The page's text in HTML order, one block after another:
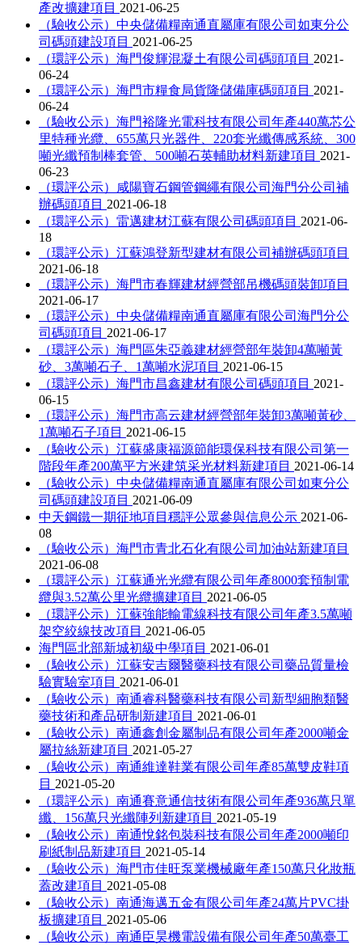
產改擴建項目 2021-06-25
（驗收公示）中央儲備糧南通直屬庫有限公司如東分公
司碼頭建設項目 2021-06-25
（環評公示）海門俊輝混凝土有限公司碼頭項目 2021-
06-24
（環評公示）海門市糧食局貨隆儲備庫碼頭項目 2021-
06-24
（驗收公示）海門裕隆光電科技有限公司年產440萬芯公
里特種光纜、655萬只光器件、220套光纖傳感系統、300
噸光纖預制棒套管、500噸石英輔助材料新建項目 2021-
06-23
（環評公示）咸陽寶石鋼管鋼繩有限公司海門分公司補
辦碼頭項目 2021-06-18
（環評公示）雷邁建材江蘇有限公司碼頭項目 2021-06-
18
（環評公示）江蘇鴻登新型建材有限公司補辦碼頭項目
2021-06-18
（環評公示）海門市春輝建材經營部吊機碼頭裝卸項目
2021-06-17
（環評公示）中央儲備糧南通直屬庫有限公司海門分公
司碼頭項目 2021-06-17
（環評公示）海門區朱亞義建材經營部年裝卸4萬噸黃
砂、3萬噸石子、1萬噸水泥項目 2021-06-15
（環評公示）海門市昌鑫建材有限公司碼頭項目 2021-
06-15
（環評公示）海門市高云建材經營部年裝卸3萬噸黃砂、
1萬噸石子項目 2021-06-15
（驗收公示）江蘇盛康福源節能環保科技有限公司第一
階段年產200萬平方米建筑采光材料新建項目 2021-06-14
（驗收公示）中央儲備糧南通直屬庫有限公司如東分公
司碼頭建設項目 2021-06-09
中天鋼鐵一期征地項目穩評公眾參與信息公示 2021-06-
08
（驗收公示）海門市青北石化有限公司加油站新建項目
2021-06-08
（環評公示）江蘇通光光纜有限公司年產8000套預制電
纜與3.52萬公里光纜擴建項目 2021-06-05
（環評公示）江蘇強能輸電線科技有限公司年產3.5萬噸
架空絞線技改項目 2021-06-05
海門區北部新城初級中學項目 2021-06-01
（驗收公示）江蘇安吉爾醫藥科技有限公司藥品質量檢
驗實驗室項目 2021-06-01
（驗收公示）南通睿科醫藥科技有限公司新型細胞類醫
藥技術和產品研制新建項目 2021-06-01
（驗收公示）南通鑫創金屬制品有限公司年產2000噸金
屬拉絲新建項目 2021-05-27
（驗收公示）南通維達鞋業有限公司年產85萬雙皮鞋項
目 2021-05-20
（環評公示）南通賽意通信技術有限公司年產936萬只單
纖、156萬只光纖陣列新建項目 2021-05-19
（驗收公示）南通悅銘包裝科技有限公司年產2000噸印
刷紙制品新建項目 2021-05-14
（驗收公示）海門市佳旺泵業機械廠年產150萬只化妝瓶
蓋改建項目 2021-05-08
（驗收公示）南通海邁五金有限公司年產24萬片PVC掛
板擴建項目 2021-05-06
（驗收公示）南通臣昊機電設備有限公司年產50萬臺工